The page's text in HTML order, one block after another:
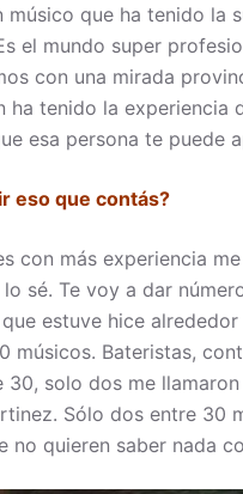
que ha tenido la
el mundo super
con una mirada
ha tenido la experiencia
esa persona te puede
eso que contás?
con más experiencia
sé. Te voy a dar
estuve hice
músicos. Bateristas,
solo dos me
Sólo dos entre 30
no quieren saber nada